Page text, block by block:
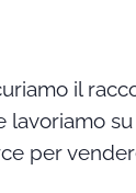
il
su
per